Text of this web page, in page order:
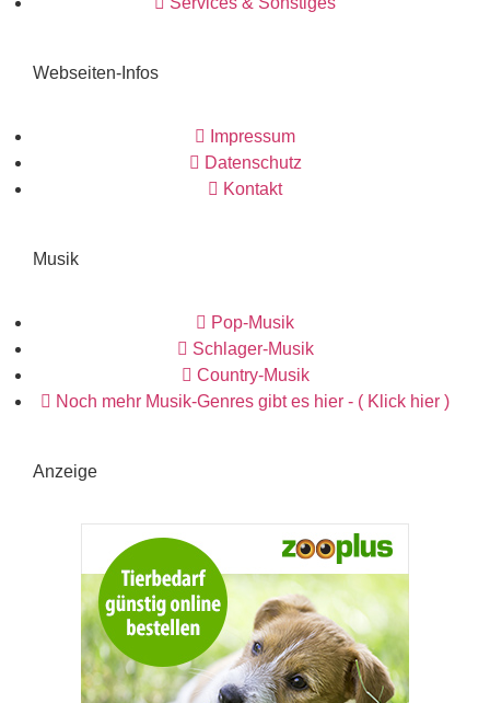
Webseiten-Infos
Impressum
Datenschutz
Kontakt
Musik
Pop-Musik
Schlager-Musik
Country-Musik
Noch mehr Musik-Genres gibt es hier - ( Klick hier )
Anzeige